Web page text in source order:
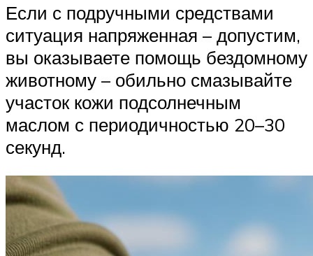
Если с подручными средствами
ситуация напряженная – допустим,
вы оказываете помощь бездомному
животному – обильно смазывайте
участок кожи подсолнечным
маслом с периодичностью 20–30
секунд.